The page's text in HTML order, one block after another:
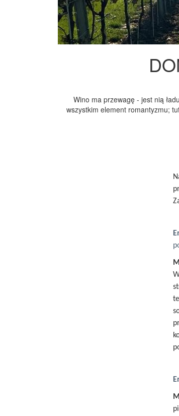
Wino ma przewagę - jest nią
wszystkim element romantyzmu;